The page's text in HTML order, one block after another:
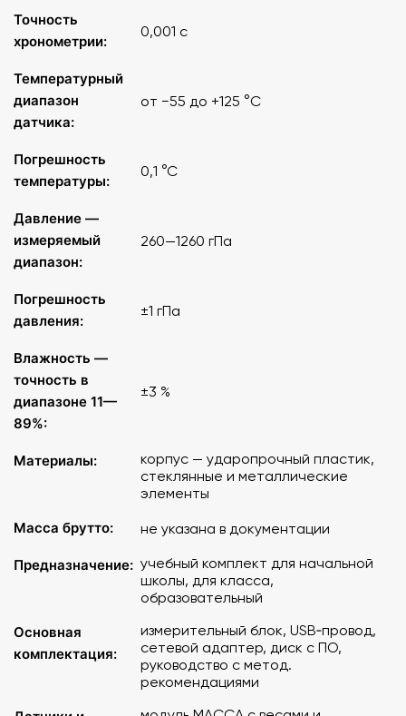
Высота цифр индикатора, не менее
Рабочий диапазон температур электронного
блока: -20…+85 °С.
1…1000 г.
Точность измерения времени
температуры
: -55…+125 ºС.
Точность измерения датчика температуры
0,1 ºС.
Диапазон измеряемых значений датчика
атмосферного давления
Точность измерений датчика атмосферного
Точность измерений датчика влажности в
диапазоне 11…89%: ±3 %.
Точность
хронометрии:
0,001 с
Температурный
диапазон
датчика:
от −55 до +125 °C
Погрешность
температуры:
0,1 °C
Давление —
измеряемый
диапазон:
260—1260 гПа
Погрешность
давления:
±1 гПа
Влажность —
точность в
диапазоне 11—
89%:
±3 %
Материалы:
корпус — ударопрочный пластик,
стеклянные и металлические
элементы
Масса брутто:
не указана в документации
Предназначение: учебный комплект для начальной
школы, для класса,
образовательный
Основная
комплектация:
измерительный блок, USB‑провод,
сетевой адаптер, диск с ПО,
руководство с метод.
рекомендациями